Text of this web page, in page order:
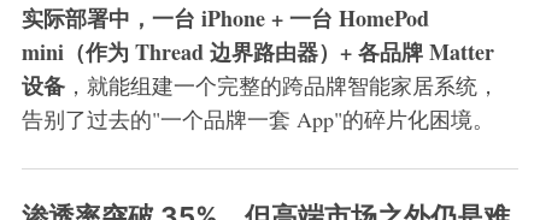
实际部署中，一台 iPhone + 一台 HomePod
mini（作为 Thread 边界路由器）+ 各品牌 Matter
设备，就能组建一个完整的跨品牌智能家居系统，
告别了过去的"一个品牌一套 App"的碎片化困境。